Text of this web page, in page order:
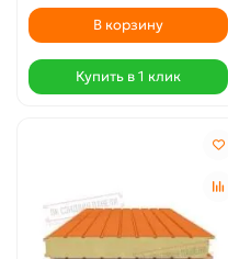
В корзину
Купить в 1 клик